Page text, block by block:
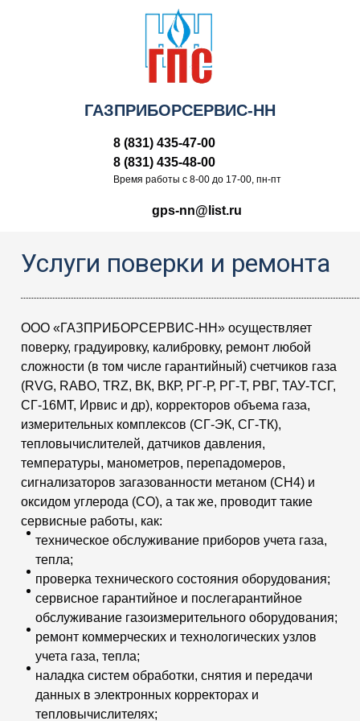
ГАЗПРИБОРСЕРВИС-НН
8 (831) 435-47-00
8 (831) 435-48-00
Время работы c 8-00 до 17-00, пн-пт
gps-nn@list.ru
ООО «ГАЗПРИБОРСЕРВИС-НН» осуществляет
поверку, градуировку, калибровку, ремонт любой
сложности (в том числе гарантийный) счетчиков газа
(RVG, RABO, TRZ, ВК, ВКР, РГ-Р, РГ-Т, РВГ, ТАУ-ТСГ,
СГ-16МТ, Ирвис и др), корректоров объема газа,
измерительных комплексов (СГ-ЭК, СГ-ТК),
тепловычислителей, датчиков давления,
температуры, манометров, перепадомеров,
сигнализаторов загазованности метаном (СН4) и
оксидом углерода (СО), а так же, проводит такие
сервисные работы, как:
техническое обслуживание приборов учета газа,
тепла;
проверка технического состояния оборудования;
сервисное гарантийное и послегарантийное
обслуживание газоизмерительного оборудования;
ремонт коммерческих и технологических узлов
учета газа, тепла;
наладка систем обработки, снятия и передачи
данных в электронных корректорах и
тепловычислителях;
Услуги поверки и ремонта